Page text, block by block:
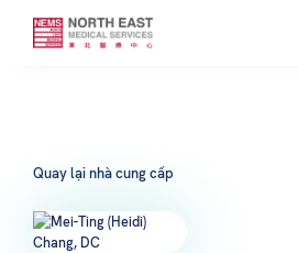
Quay lại nhà cung cấp